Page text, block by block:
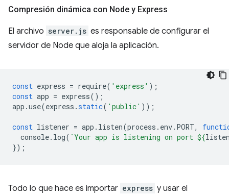
Compresión dinámica con Node y Express
El archivo server.js es responsable de configurar el
servidor de Node que aloja la aplicación.
const express = require( 'express' );
const app = express();
app .use(express .static( 'public' ));
const listener = app . listen(process . env. PORT,
console. log( `Your app is listening on port ${
});
Todo lo que hace es importar express y usar el